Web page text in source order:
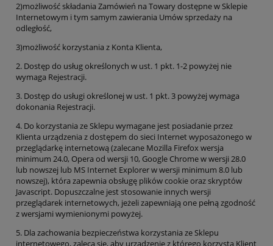
2)możliwość składania Zamówień na Towary dostępne w Sklepie
Internetowym i tym samym zawierania Umów sprzedaży na
odległość,
3)możliwość korzystania z Konta Klienta,
2. Dostęp do usług określonych w ust. 1 pkt. 1-2 powyżej nie
wymaga Rejestracji.
3. Dostęp do usługi określonej w ust. 1 pkt. 3 powyżej wymaga
dokonania Rejestracji.
4. Do korzystania ze Sklepu wymagane jest posiadanie przez
Klienta urządzenia z dostępem do sieci Internet wyposażonego w
przeglądarkę internetową (zalecane Mozilla Firefox wersja
minimum 24.0, Opera od wersji 10, Google Chrome w wersji 28.0
lub nowszej lub MS Internet Explorer w wersji minimum 8.0 lub
nowszej), która zapewnia obsługę plików cookie oraz skryptów
Javascript. Dopuszczalne jest stosowanie innych wersji
przeglądarek internetowych, jeżeli zapewniają one pełną zgodność
z wersjami wymienionymi powyżej.
5. Dla zachowania bezpieczeństwa korzystania ze Sklepu
internetowego, zaleca się, aby urządzenie z którego korzysta Klient